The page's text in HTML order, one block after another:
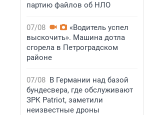
партию файлов об НЛО
07/08
«Водитель успел
выскочить». Машина дотла
сгорела в Петроградском
районе
07/08 В Германии над базой
бундесвера, где обслуживают
ЗРК Patriot, заметили
неизвестные дроны